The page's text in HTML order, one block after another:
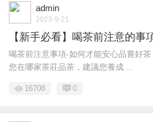
admin
2023-9-21
【新手必看】喝茶前注意的事
喝茶前注意事項-如何才能安心品嘗好
您在哪家茶莊品茶，建議您養成 ...
16708 0